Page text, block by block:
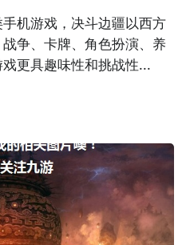
机游戏，决斗边疆以西方
争、卡牌、角色扮演、养
更具趣味性和挑战性...